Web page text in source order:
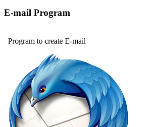
E-mail Program
Program to create E-mail